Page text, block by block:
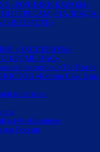
«РОДНИКИ БАРАБЫ»
«НАДЕЖДА»
О ВОЗРАСТЕ)
«ЭКСПЕРИУМ»
КРОМЕ НАС»
ансамбль «The Rock»
«Кватро Сакс
политики
клуб «Вымпел»
России